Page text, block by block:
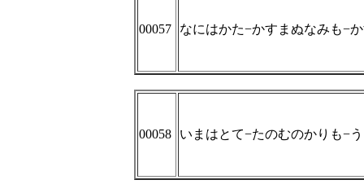
00057 なにはかた−かすまぬなみも−
00058 いまはとて−たのむのかりも−